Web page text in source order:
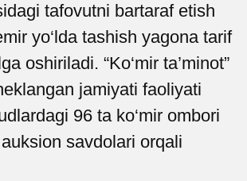
tafovutni bartaraf etish
yo‘lda tashish yagona tarif
oshiriladi. “Ko‘mir ta’minot”
jamiyati faoliyati
96 ta ko‘mir ombori
savdolari orqali